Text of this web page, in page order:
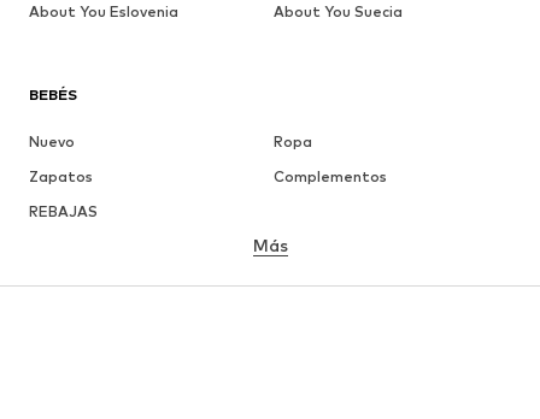
BEBÉS
Nuevo
Ropa
Zapatos
Complementos
REBAJAS
Más
About You Eslovenia
About You Suecia